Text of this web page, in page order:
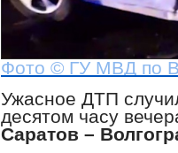
Фото © ГУ МВД по
Ужасное ДТП
десятом часу
Саратов –